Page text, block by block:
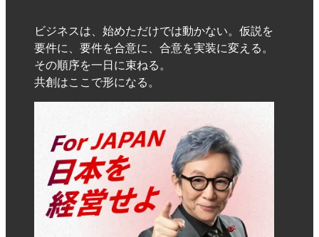
ビジネスは、始めただけでは動かない。仮説を
要件に、要件を合意に、合意を実装に変える。
その順序を一日に束ねる。
共創はここで形になる。